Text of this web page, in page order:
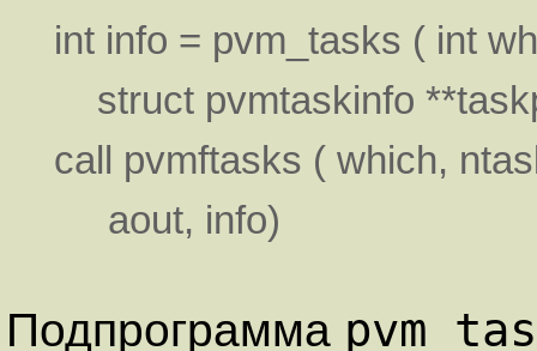
int info = pvm_tasks ( int
struct pvmtaskinfo
call pvmftasks ( which,
aout, info)
Подпрограмма